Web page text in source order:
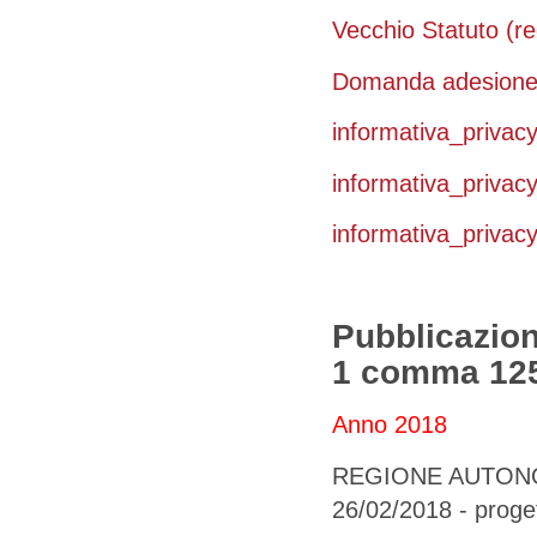
Vecchio Statuto
Domanda
1 comma
Anno 2018
REGIONE
26/02/2018 -